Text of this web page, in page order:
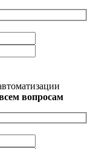
вопросам